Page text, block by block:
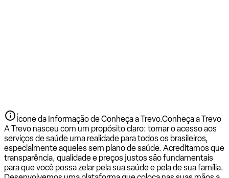
Ícone da Informação de Conheça a Trevo.Conheça a Trevo
A Trevo nasceu com um propósito claro: tornar o acesso aos
serviços de saúde uma realidade para todos os brasileiros,
especialmente aqueles sem plano de saúde. Acreditamos que
transparência, qualidade e preços justos são fundamentais
para que você possa zelar pela sua saúde e pela de sua família.